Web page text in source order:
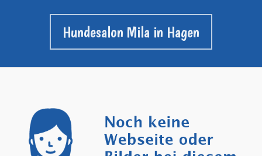
Hundesalon Mila in Hagen